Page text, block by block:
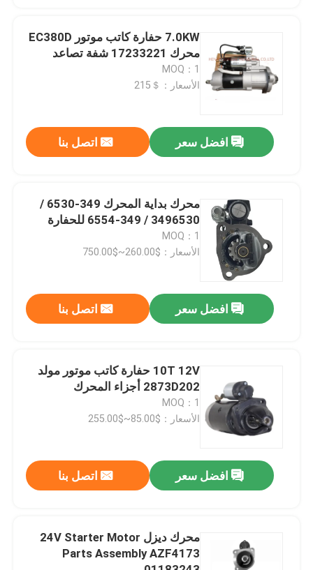
أشرطة فيديو
معلومات عنا
رقابة جودة
اتصل بنا
أخبار
قطع غيار حفارة
7.0KW حفارة كاتب موتور EC380D
محرك 17233221 شفة تصاعد
MOQ：1
الأسعار：＄215
افضل سعر اتصل بنا
محرك بداية المحرك 349-6530 /
3496530 / 349-6554 للحفارة
MOQ：1
الأسعار：$260.00~$750.00
افضل سعر اتصل بنا
10T 12V حفارة كاتب موتور مولد
2873D202 أجزاء المحرك
MOQ：1
الأسعار：$85.00~$255.00
افضل سعر اتصل بنا
محرك ديزل 24V Starter Motor
Parts Assembly AZF4173